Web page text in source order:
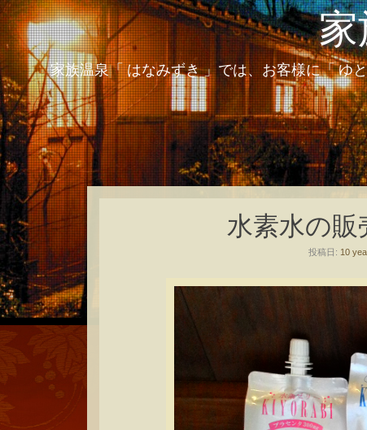
家族温泉「 はなみずき 」では、お客様に「 ゆ
水素水の販
投稿日: 10